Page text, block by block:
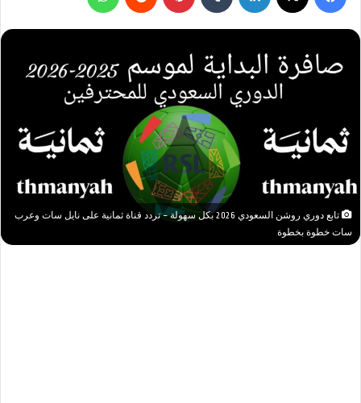
تابع دوري روشن السعودي 2026 بكل سهولة – تردد قناة ثمانية على نايل سات وعرب
سات خطوة بخطوة